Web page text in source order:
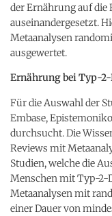
der Ernährung auf die
auseinandergesetzt.
Metaanalysen
ausgewertet.
Ernährung bei Typ-2-
Für die Auswahl der
Embase,
durchsucht. Die
Reviews mit
Studien, welche die
Menschen mit Typ-2-
Metaanalysen mit
einer Dauer von